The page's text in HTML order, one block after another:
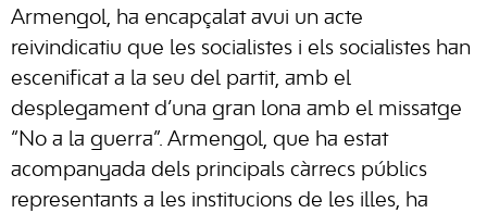
Armengol, ha encapçalat avui un acte
reivindicatiu que les socialistes i els socialistes han
escenificat a la seu del partit, amb el
desplegament d’una gran lona amb el missatge
“No a la guerra”. Armengol, que ha estat
acompanyada dels principals càrrecs públics
representants a les institucions de les illes, ha